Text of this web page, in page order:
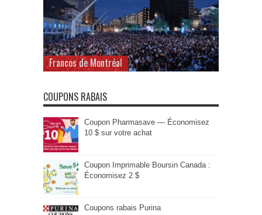
Francos de Montréal
COUPONS RABAIS
Coupon Pharmasave — Économisez
10 $ sur votre achat
Coupon Imprimable Boursin Canada :
Économisez 2 $
Coupons rabais Purina